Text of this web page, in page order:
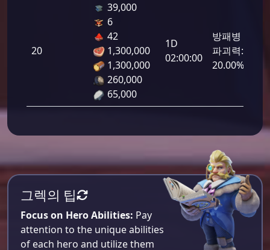
20
39,000
6
42
1,300,000
1,300,000
260,000
65,000
1D
02:00:00
방패병
파괴력:
20.00%
그렉의 팁
Focus on Hero Abilities: Pay
attention to the unique abilities
of each hero and utilize them